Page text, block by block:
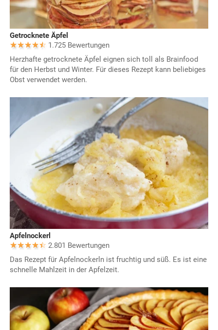
Getrocknete Äpfel
1.725 Bewertungen
Herzhafte getrocknete Äpfel eignen sich toll als Brainfood
für den Herbst und Winter. Für dieses Rezept kann beliebiges
Obst verwendet werden.
Apfelnockerl
2.801 Bewertungen
Das Rezept für Apfelnockerln ist fruchtig und süß. Es ist eine
schnelle Mahlzeit in der Apfelzeit.